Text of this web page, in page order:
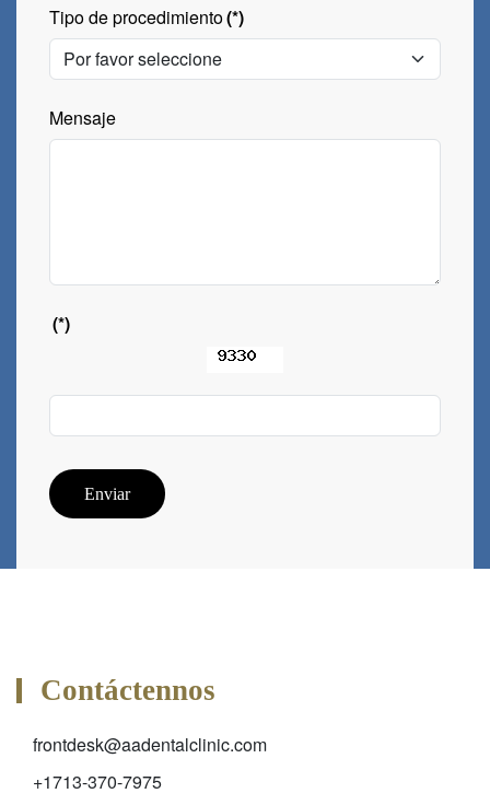
Tipo de procedimiento(*)
Mensaje
(*)
Enviar
Contáctennos
frontdesk@aadentalclinic.com
+1713-370-7975